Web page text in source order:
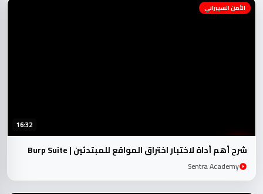
16:32
الأمن السيبراني
شرح أهم أداة لاختبار اختراق المواقع للمبتدئين | Burp Suite
Sentra Academy